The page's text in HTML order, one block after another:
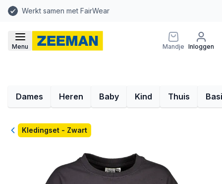
Werkt samen met FairWear
Menu Mandje Inloggen
Dames Heren Baby Kind Thuis
TerugKledingset - Zwart